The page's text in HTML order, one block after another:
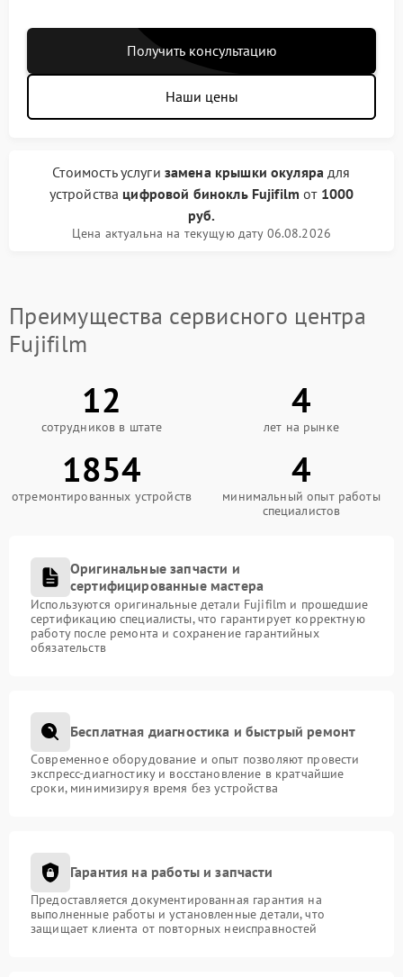
Получить консультацию
Наши цены
Стоимость услуги замена крышки окуляра для
устройства цифровой бинокль Fujifilm от 1000
руб.
Цена актуальна на текущую дату 06.08.2026
Преимущества сервисного центра
Fujifilm
12
сотрудников в штате
4
лет на рынке
1854
отремонтированных устройств
4
минимальный опыт работы
специалистов
Оригинальные запчасти и
сертифицированные мастера
Используются оригинальные детали Fujifilm и прошедшие
сертификацию специалисты, что гарантирует корректную
работу после ремонта и сохранение гарантийных
обязательств
Бесплатная диагностика и быстрый ремонт
Современное оборудование и опыт позволяют провести
экспресс-диагностику и восстановление в кратчайшие
сроки, минимизируя время без устройства
Гарантия на работы и запчасти
Предоставляется документированная гарантия на
выполненные работы и установленные детали, что
защищает клиента от повторных неисправностей